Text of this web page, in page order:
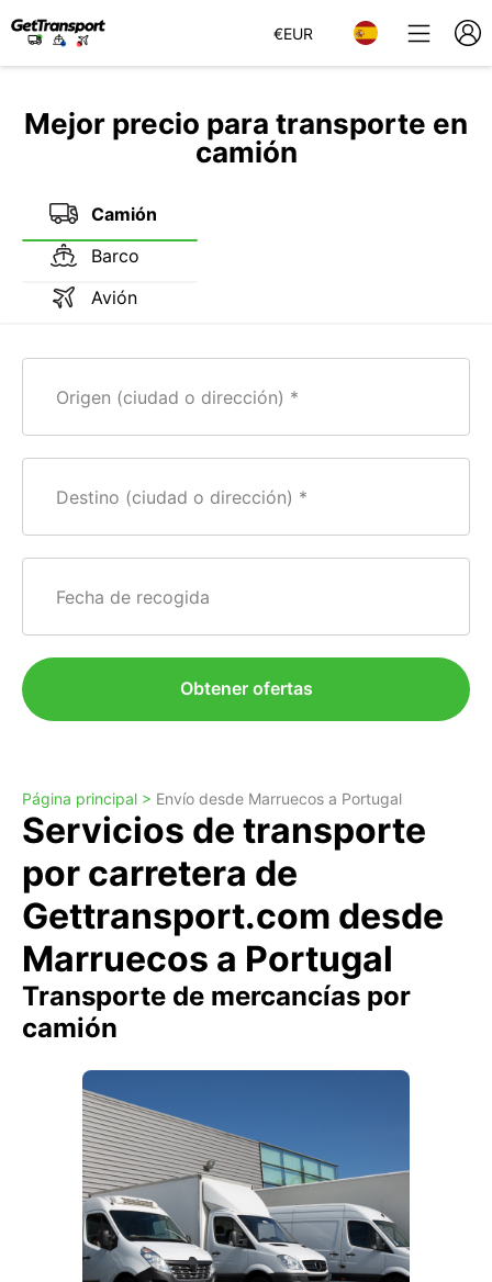
€EUR
Mejor precio para transporte en
camión
Camión
Barco
Avión
Origen (ciudad o dirección)
Destino (ciudad o dirección)
Fecha de recogida
Obtener ofertas
Página principal > Envío desde Marruecos a Portugal
Servicios de transporte
por carretera de
Gettransport.com desde
Marruecos a Portugal
Transporte de mercancías por
camión